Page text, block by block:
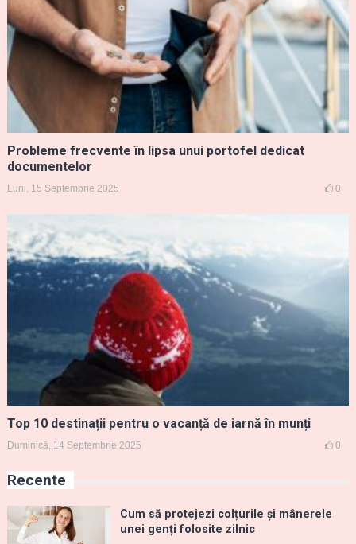
Probleme frecvente în lipsa unui portofel dedicat
documentelor
Luni, 15 Septembrie 2025 0
Top 10 destinații pentru o vacanță de iarnă în munți
Duminică, 14 Septembrie 2025 0
Recente
Cum să protejezi colțurile și mânerele
unei genți folosite zilnic